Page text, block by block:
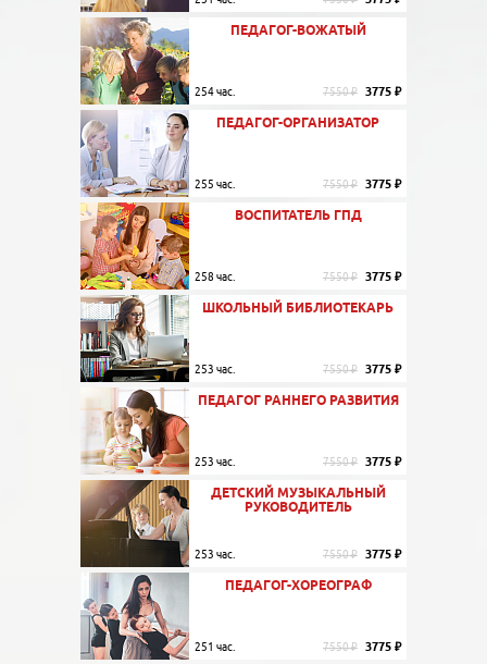
ПЕДАГОГ-ВОЖАТЫЙ
254 час. 7550 ₽ 3775 ₽
ПЕДАГОГ-ОРГАНИЗАТОР
255 час. 7550 ₽ 3775 ₽
ВОСПИТАТЕЛЬ ГПД
258 час. 7550 ₽ 3775 ₽
ШКОЛЬНЫЙ БИБЛИОТЕКАРЬ
253 час. 7550 ₽ 3775 ₽
ПЕДАГОГ РАННЕГО РАЗВИТИЯ
253 час. 7550 ₽ 3775 ₽
ДЕТСКИЙ МУЗЫКАЛЬНЫЙ
РУКОВОДИТЕЛЬ
253 час. 7550 ₽ 3775 ₽
ПЕДАГОГ-ХОРЕОГРАФ
251 час. 7550 ₽ 3775 ₽